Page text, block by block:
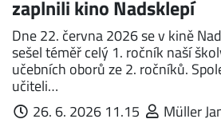
zaplnili kino Nadsklepí
Dne 22. června 2026 se v kině
sešel téměř celý 1. ročník naší
učebních oborů ze 2. ročníků.
učiteli…
26. 6. 2026 11.15
Müller